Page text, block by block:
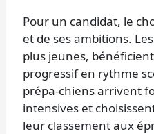
Pour un candidat, le
et de ses ambitions.
plus jeunes,
progressif en rythme
prépa-chiens arrivent
intensives et
leur classement aux